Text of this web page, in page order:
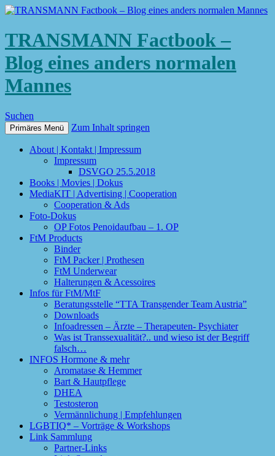
TRANSMANN Factbook –
Blog eines anders normalen
Mannes
Suchen
Primäres Menü Zum Inhalt springen
About | Kontakt | Impressum
Impressum
DSVGO 25.5.2018
Books | Movies | Dokus
MediaKIT | Advertising | Cooperation
Cooperation & Ads
Foto-Dokus
OP Fotos Penoidaufbau – 1. OP
FtM Products
Binder
FtM Packer | Prothesen
FtM Underwear
Halterungen & Acessoires
Infos für FtM/MtF
Beratungsstelle “TTA Transgender Team Austria”
Downloads
Infoadressen – Ärzte – Therapeuten- Psychiater
Was ist Transsexualität?.. und wieso ist der Begriff
falsch…
INFOS Hormone & mehr
Aromatase & Hemmer
Bart & Hautpflege
DHEA
Testosteron
Vermännlichung | Empfehlungen
LGBTIQ* – Vorträge & Workshops
Link Sammlung
Partner-Links